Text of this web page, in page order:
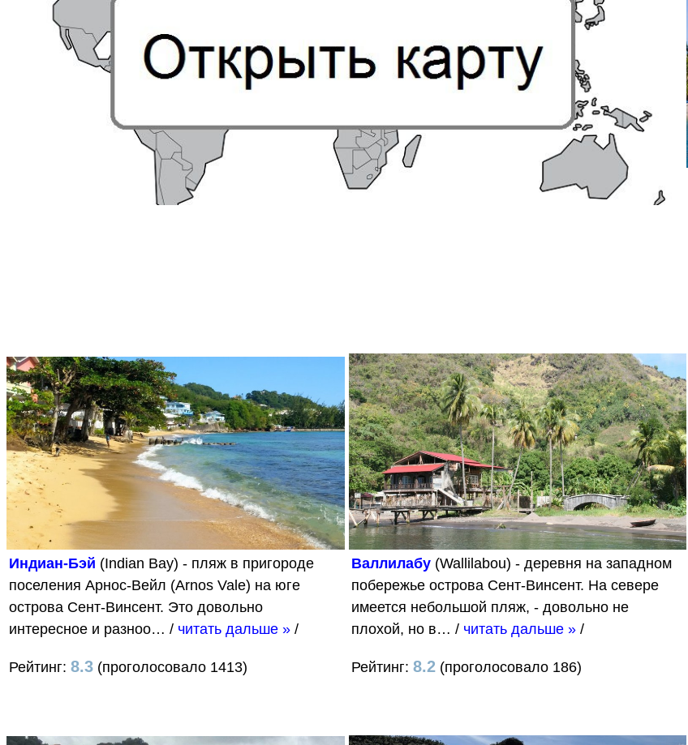
Индиан-Бэй (Indian Bay) - пляж в пригороде
поселения Арнос-Вейл (Arnos Vale) на юге
острова Сент-Винсент. Это довольно
интересное и разноо… / читать дальше » /
Рейтинг: 8.3 (проголосовало 1413)
Валлилабу(Wallilabou) - деревня на западном
побережье острова Сент-Винсент. На севере
имеется небольшой пляж, - довольно не
плохой, но в… / читать дальше »/
Рейтинг: 8.2(проголосовало 186)